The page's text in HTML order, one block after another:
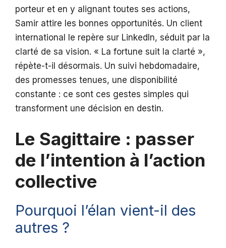
porteur et en y alignant toutes ses actions,
Samir attire les bonnes opportunités. Un client
international le repère sur LinkedIn, séduit par la
clarté de sa vision. « La fortune suit la clarté »,
répète-t-il désormais. Un suivi hebdomadaire,
des promesses tenues, une disponibilité
constante : ce sont ces gestes simples qui
transforment une décision en destin.
Le Sagittaire : passer
de l’intention à l’action
collective
Pourquoi l’élan vient-il des
autres ?